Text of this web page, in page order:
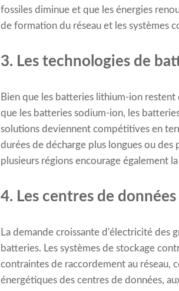
fossiles diminue et que les énergies
de formation du réseau et les systèmes
3. Les technologies de
Bien que les batteries lithium-ion
que les batteries sodium-ion, les
solutions deviennent compétitives en
durées de décharge plus longues ou
plusieurs régions encourage également
4. Les centres de
La demande croissante d'électricité des
batteries. Les systèmes de stockage
contraintes de raccordement au réseau,
énergétiques des centres de données,